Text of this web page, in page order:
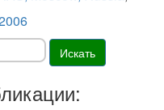
Искать